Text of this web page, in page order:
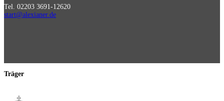
Tel. 02203 3691-12620
start@alexianer.de
Träger